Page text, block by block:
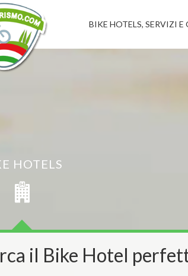
BIKE HOTELS, SERVIZI E
HOTELS
il Bike Hotel